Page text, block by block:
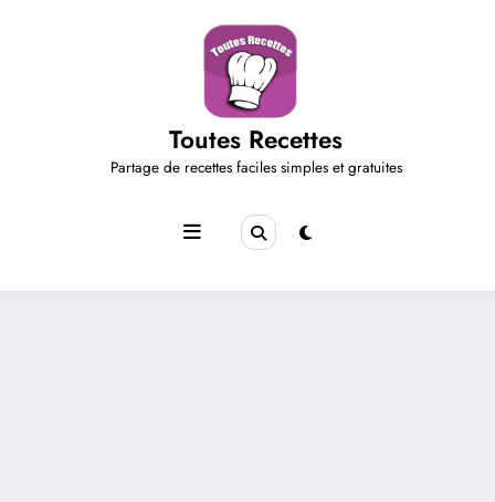
Toutes Recettes
Partage de recettes faciles simples et gratuites